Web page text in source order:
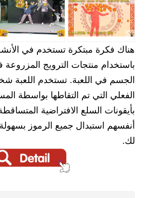
هناك فكرة مبتكرة تستخدم في
باستخدام منتجات الترويج
الجسم في اللعبة. تستخدم اللعبة
الفعلي التي تم التقاطها بواسطة
بأيقونات السلع الافتراضية
أنفسهم استبدال جميع الرموز
لك.